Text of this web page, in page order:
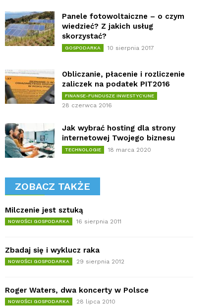
Panele fotowoltaiczne – o czym
wiedzieć? Z jakich usług
skorzystać?
GOSPODARKA 10 sierpnia 2017
Obliczanie, płacenie i rozliczenie
zaliczek na podatek PIT2016
FINANSE-FUNDUSZE INWESTYCYJNE
28 czerwca 2016
Jak wybrać hosting dla strony
internetowej Twojego biznesu
TECHNOLOGIE 18 marca 2020
ZOBACZ TAKŻE
Milczenie jest sztuką
NOWOŚCI GOSPODARKA 16 sierpnia 2011
Zbadaj się i wyklucz raka
NOWOŚCI GOSPODARKA 29 sierpnia 2012
Roger Waters, dwa koncerty w Polsce
NOWOŚCI GOSPODARKA 28 lipca 2010